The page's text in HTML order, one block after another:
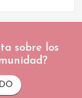
sobre los